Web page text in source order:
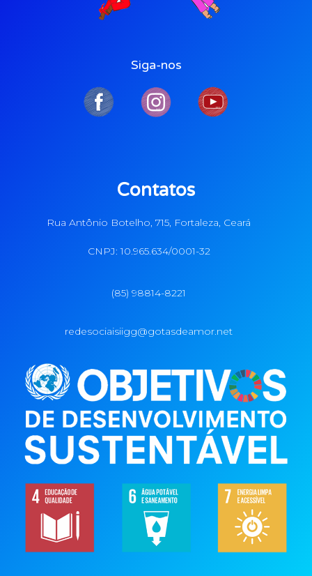
Siga-nos
Contatos
Rua Antônio Botelho, 715, Fortaleza, Ceará
CNPJ: 10.965.634/0001-32
(85) 98814-8221
redesociaisiigg@gotasdeamor.net